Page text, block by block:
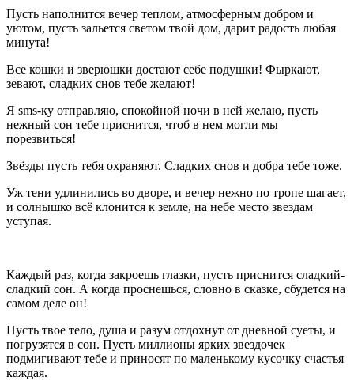
Пусть наполнится вечер теплом, атмосферным добром и
уютом, пусть зальется светом твой дом, дарит радость любая
минута!
Все кошки и зверюшки достают себе подушки! Фыркают,
зевают, сладких снов тебе желают!
Я sms-ку отправляю, спокойной ночи в ней желаю, пусть
нежный сон тебе приснится, чтоб в нем могли мы
порезвиться!
Звёзды пусть тебя охраняют. Сладких снов и добра тебе тоже.
Уж тени удлинились во дворе, и вечер нежно по тропе шагает,
и солнышко всё клонится к земле, на небе место звездам
уступая.
Каждый раз, когда закроешь глазки, пусть приснится сладкий-
сладкий сон. А когда проснешься, словно в сказке, сбудется на
самом деле он!
Пусть твое тело, душа и разум отдохнут от дневной суеты, и
погрузятся в сон. Пусть миллионы ярких звездочек
подмигивают тебе и приносят по маленькому кусочку счастья
каждая.